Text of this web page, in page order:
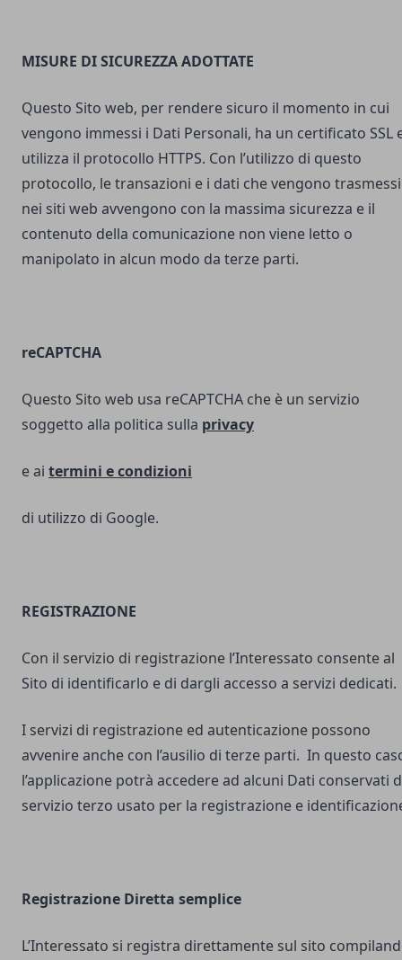
MISURE DI SICUREZZA ADOTTATE
Questo Sito web, per rendere sicuro il momento in cui
vengono immessi i Dati Personali, ha un certificato SSL
utilizza il protocollo HTTPS. Con l’utilizzo di questo
protocollo, le transazioni e i dati che vengono trasmessi
nei siti web avvengono con la massima sicurezza e il
contenuto della comunicazione non viene letto o
manipolato in alcun modo da terze parti.
reCAPTCHA
Questo Sito web usa reCAPTCHA che è un servizio
soggetto alla politica sulla privacy
e ai termini econdizioni
di utilizzo di Google.
REGISTRAZIONE
Con il servizio di registrazione l’Interessato consente al
Sito di identificarlo e di dargli accesso a servizi dedicati.
I servizi di registrazione ed autenticazione possono
avvenire anche con l’ausilio di terze parti. In questo
l’applicazione potrà accedere ad alcuni Dati conservati
servizio terzo usato per la registrazione e
Registrazione Diretta semplice
L’Interessato si registra direttamente sul sito